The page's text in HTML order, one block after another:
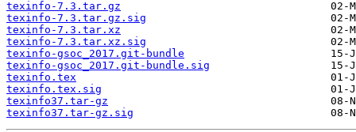
texinfo-7.3.tar.gz
texinfo-7.3.tar.gz.sig
texinfo-7.3.tar.xz
texinfo-7.3.tar.xz.sig
texinfo-gsoc_2017.git-bundle
texinfo-gsoc_2017.git-bundle.sig
texinfo.tex
texinfo.tex.sig
texinfo37.tar-gz
texinfo37.tar-gz.sig